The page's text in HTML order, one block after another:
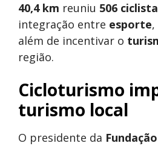
40,4 km reuniu 506
integração entre esporte,
além de incentivar o
região.
Cicloturismo
turismo local
O presidente da